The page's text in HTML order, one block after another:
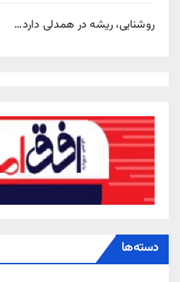
روشنایی، ریشه در همدلی دارد…
دسته‌ها